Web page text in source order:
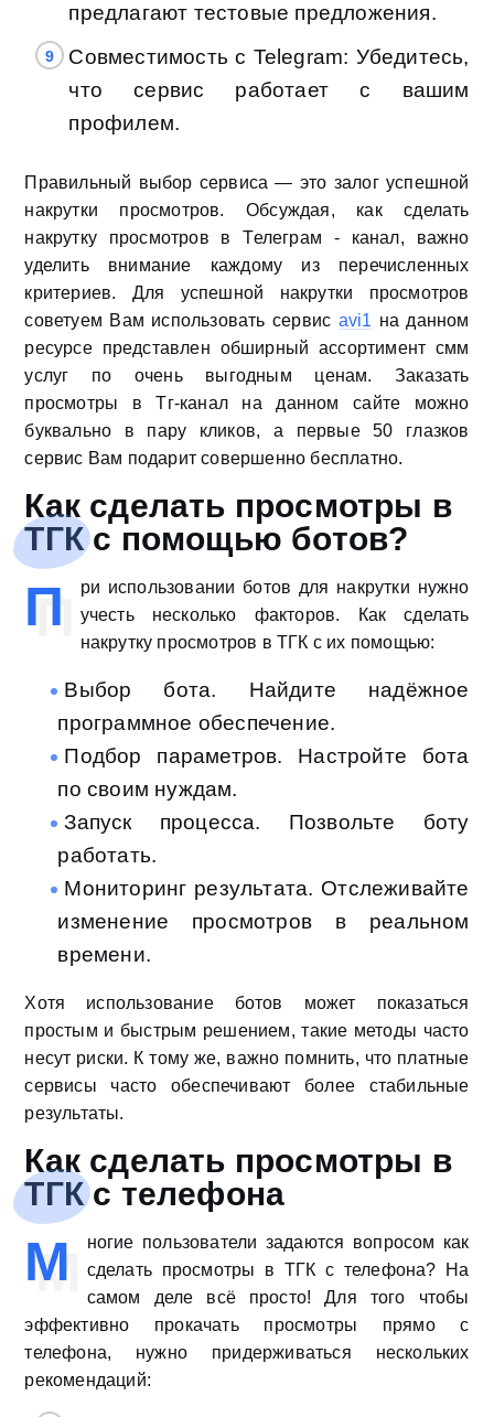
предлагают тестовые предложения.
Совместимость с Telegram: Убедитесь,
что сервис работает с вашим
профилем.
Правильный выбор сервиса — это залог успешной
накрутки просмотров. Обсуждая, как сделать
накрутку просмотров в Телеграм - канал, важно
уделить внимание каждому из перечисленных
критериев. Для успешной накрутки просмотров
советуем Вам использовать сервис avi1 на данном
ресурсе представлен обширный ассортимент смм
услуг по очень выгодным ценам. Заказать
просмотры в Тг-канал на данном сайте можно
буквально в пару кликов, а первые 50 глазков
сервис Вам подарит совершенно бесплатно.
Как сделать просмотры в
ТГК с помощью ботов?
П
ри использовании ботов для накрутки нужно
учесть несколько факторов. Как сделать
накрутку просмотров в ТГК с их помощью:
Выбор бота. Найдите надёжное
программное обеспечение.
Подбор параметров. Настройте бота
по своим нуждам.
Запуск процесса. Позвольте боту
работать.
Мониторинг результата. Отслеживайте
изменение просмотров в реальном
времени.
Хотя использование ботов может показаться
простым и быстрым решением, такие методы часто
несут риски. К тому же, важно помнить, что платные
сервисы часто обеспечивают более стабильные
результаты.
Как сделать просмотры в
ТГК с телефона
М
ногие пользователи задаются вопросом как
сделать просмотры в ТГК с телефона? На
самом деле всё просто! Для того чтобы
эффективно прокачать просмотры прямо с
телефона, нужно придерживаться нескольких
рекомендаций: